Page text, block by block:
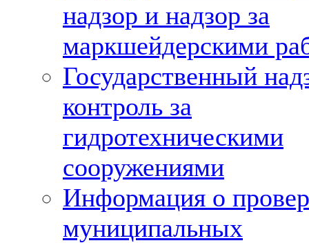
надзор и надзор за
маркшейдерскими
Государственный
контроль за
гидротехническими
сооружениями
Информация о
муниципальных